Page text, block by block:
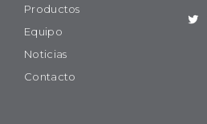
Productos
Equipo
Noticias
Contacto